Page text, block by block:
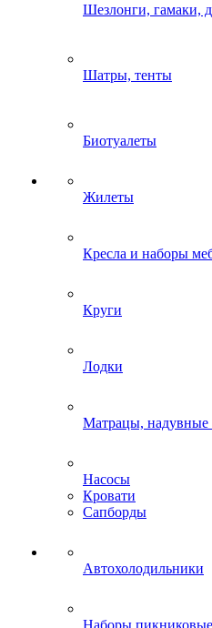
Шезлонги, гамаки,
Шатры, тенты
Биотуалеты
Жилеты
Кресла и наборы
Круги
Лодки
Матрацы,
Насосы
Кровати
Сапборды
Автохолодильники
Наборы пикниковые